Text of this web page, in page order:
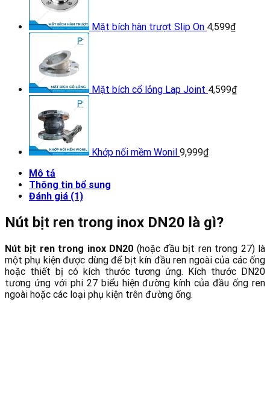
Mặt bích hàn trượt Slip On 4,599₫
Mặt bích cổ lỏng Lap Joint 4,599₫
Khớp nối mềm Wonil 9,999₫
Mô tả
Thông tin bổ sung
Đánh giá (1)
Nút bịt ren trong inox DN20 là gì?
Nút bịt ren trong inox DN20 (hoặc đầu bịt ren trong 27) là
một phụ kiện được dùng để bịt kín đầu ren ngoài của các ống
hoặc thiết bị có kích thước tương ứng. Kích thước DN20
tương ứng với phi 27 biểu hiện đường kính của đầu ống ren
ngoài hoặc các loại phụ kiện trên đường ống.